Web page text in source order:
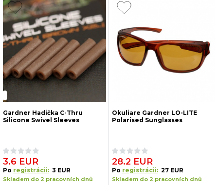
Gardner Hadička C-Thru
Silicone Swivel Sleeves
3.6 EUR
Po registrácii: 3 EUR
Skladem do 2 pracovních dnů
Okuliare Gardner LO-LITE
Polarised Sunglasses
28.2 EUR
Po registrácii: 27 EUR
Skladem do 2 pracovních dnů